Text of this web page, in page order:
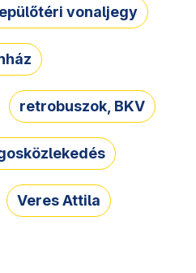
vonaljegy
retrobuszok, BKV
Veres Attila